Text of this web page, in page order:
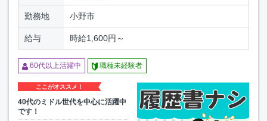
勤務地 小野市
給与 時給1,600円～
60代以上活躍中 職種未経験者
ここがオススメ！
40代のミドル世代を中心に活躍中
です！